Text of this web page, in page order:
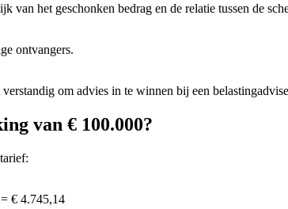
van het geschonken bedrag en de relatie tussen de
ontvangers.
om advies in te winnen bij een
van € 100.000?
€ 4.745,14